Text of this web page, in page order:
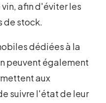
afin d'éviter les
de stock.
dédiées à la
peuvent également
aux
suivre l'état de leur